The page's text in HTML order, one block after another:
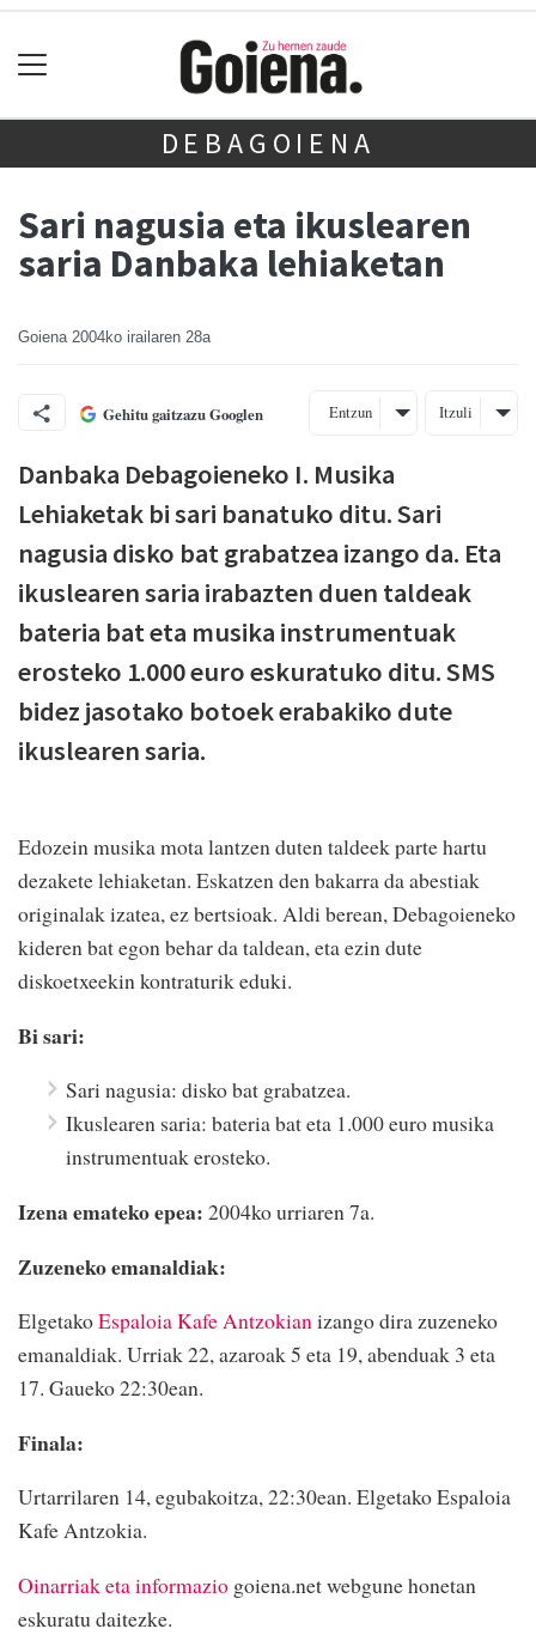
DEBAGOIENA
Sari nagusia eta ikuslearen
saria Danbaka lehiaketan
Goiena 2004ko irailaren 28a
Gehitu gaitzazu Googlen Entzun Itzuli
Danbaka Debagoieneko I. Musika
Lehiaketak bi sari banatuko ditu. Sari
nagusia disko bat grabatzea izango da. Eta
ikuslearen saria irabazten duen taldeak
bateria bat eta musika instrumentuak
erosteko 1.000 euro eskuratuko ditu. SMS
bidez jasotako botoek erabakiko dute
ikuslearen saria.
Edozein musika mota lantzen duten taldeek parte hartu
dezakete lehiaketan. Eskatzen den bakarra da abestiak
originalak izatea, ez bertsioak. Aldi berean, Debagoieneko
kideren bat egon behar da taldean, eta ezin dute
diskoetxeekin kontraturik eduki.
Bi sari:
Sari nagusia: disko bat grabatzea.
Ikuslearen saria: bateria bat eta 1.000 euro musika
instrumentuak erosteko.
Izena emateko epea: 2004ko urriaren 7a.
Zuzeneko emanaldiak:
ElgetakoEspaloia Kafe Antzokianizango dira zuzeneko
emanaldiak. Urriak 22, azaroak 5 eta 19, abenduak 3 eta
17. Gaueko 22:30ean.
Finala:
Urtarrilaren 14, egubakoitza, 22:30ean. Elgetako Espaloia
Kafe Antzokia.
Oinarriak eta informazio goiena.net webgune honetan
eskuratu daitezke.